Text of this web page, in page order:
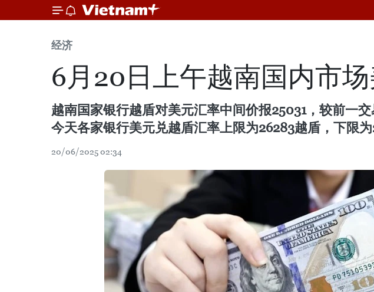
经济
6月20日上午越南国内市
越南国家银行越盾对美元汇率中间价报25031，较前一
今天各家银行美元兑越盾汇率上限为26283越盾，下限为
20/06/2025 02:34